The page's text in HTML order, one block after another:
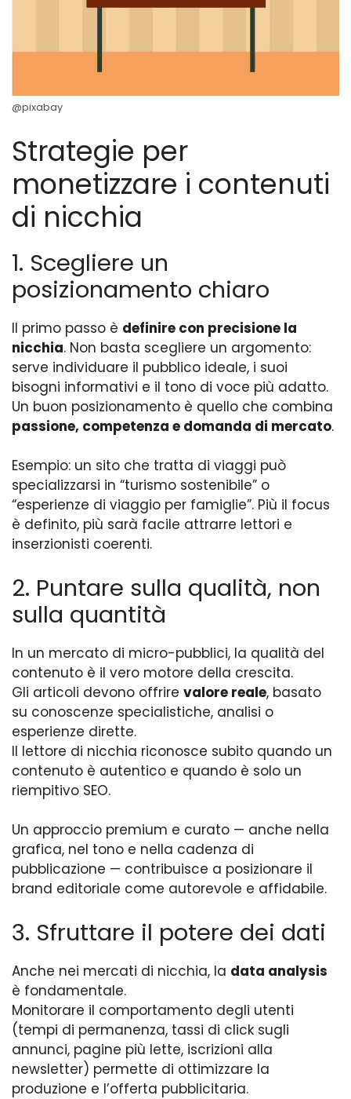
@pixabay
Strategie per
monetizzare i contenuti
di nicchia
1. Scegliere un
posizionamento chiaro
Il primo passo è definire con precisione la
nicchia. Non basta scegliere un argomento:
serve individuare il pubblico ideale, i suoi
bisogni informativi e il tono di voce più adatto.
Un buon posizionamento è quello che combina
passione, competenza e domanda di mercato.
Esempio: un sito che tratta di viaggi può
specializzarsi in “turismo sostenibile” o
“esperienze di viaggio per famiglie”. Più il focus
è definito, più sarà facile attrarre lettori e
inserzionisti coerenti.
2. Puntare sulla qualità, non
sulla quantità
In un mercato di micro-pubblici, la qualità del
contenuto è il vero motore della crescita.
Gli articoli devono offrire valore reale, basato
su conoscenze specialistiche, analisi o
esperienze dirette.
Il lettore di nicchia riconosce subito quando un
contenuto è autentico e quando è solo un
riempitivo SEO.
Un approccio premium e curato — anche nella
grafica, nel tono e nella cadenza di
pubblicazione — contribuisce a posizionare il
brand editoriale come autorevole e affidabile.
3. Sfruttare il potere dei dati
Anche nei mercati di nicchia, la data analysis
è fondamentale.
Monitorare il comportamento degli utenti
(tempi di permanenza, tassi di click sugli
annunci, pagine più lette, iscrizioni alla
newsletter) permette di ottimizzare la
produzione e l’offerta pubblicitaria.